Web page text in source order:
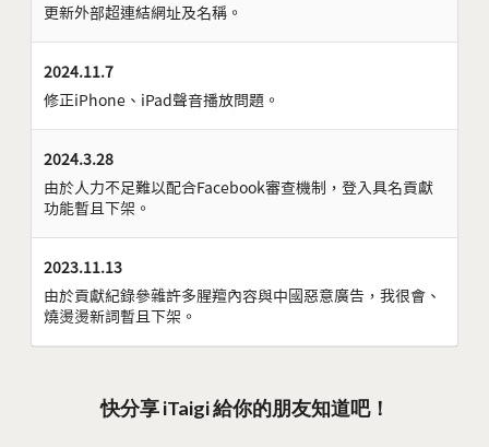
更新外部超連結網址及名稱。
2024.11.7
修正iPhone、iPad聲音播放問題。
2024.3.28
由於人力不足難以配合Facebook審查機制，登入具名貢獻
功能暫且下架。
2023.11.13
由於貢獻紀錄參雜許多腥羶內容與中國惡意廣告，我很會、
燒燙燙新詞暫且下架。
快分享 iTaigi 給你的朋友知道吧！